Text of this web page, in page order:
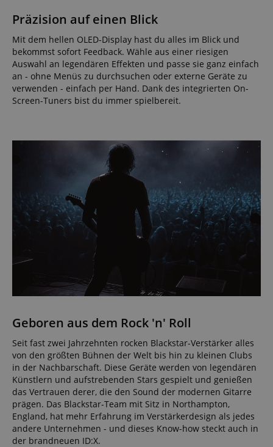
Präzision auf einen Blick
Mit dem hellen OLED-Display hast du alles im Blick und
bekommst sofort Feedback. Wähle aus einer riesigen
Auswahl an legendären Effekten und passe sie ganz einfach
an - ohne Menüs zu durchsuchen oder externe Geräte zu
verwenden - einfach per Hand. Dank des integrierten On-
Screen-Tuners bist du immer spielbereit.
Geboren aus dem Rock 'n' Roll
Seit fast zwei Jahrzehnten rocken Blackstar-Verstärker alles
von den größten Bühnen der Welt bis hin zu kleinen Clubs
in der Nachbarschaft. Diese Geräte werden von legendären
Künstlern und aufstrebenden Stars gespielt und genießen
das Vertrauen derer, die den Sound der modernen Gitarre
prägen. Das Blackstar-Team mit Sitz in Northampton,
England, hat mehr Erfahrung im Verstärkerdesign als jedes
andere Unternehmen - und dieses Know-how steckt auch in
der brandneuen ID:X.